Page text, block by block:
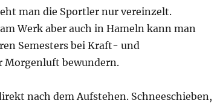
man die Sportler nur vereinzelt.
Werk aber auch in Hameln kann man
Semesters bei Kraft- und
Morgenluft bewundern.
nach dem Aufstehen. Schneeschieben,